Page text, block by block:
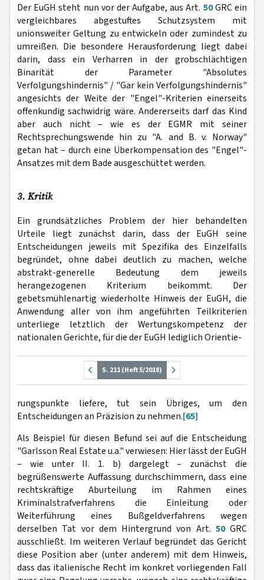
Der EuGH steht nun vor der Aufgabe, aus Art. 50GRC ein
vergleichbares abgestuftes Schutzsystem mit
unionsweiter Geltung zu entwickeln oder zumindest zu
umreißen. Die besondere Herausforderung liegt dabei
darin, dass ein Verharren in der grobschlächtigen
Binarität der Parameter "Absolutes
Verfolgungshindernis" / "Gar kein Verfolgungshindernis"
angesichts der Weite der "Engel"-Kriterien einerseits
offenkundig sachwidrig wäre. Andererseits darf das Kind
aber auch nicht – wie es der EGMR mit seiner
Rechtsprechungswende hin zu "A. and B. v. Norway"
getan hat – durch eine Überkompensation des "Engel"-
Ansatzes mit dem Bade ausgeschüttet werden.
3. Kritik
Ein grundsätzliches Problem der hier behandelten
Urteile liegt zunächst darin, dass der EuGH seine
Entscheidungen jeweils mit Spezifika des Einzelfalls
begründet, ohne dabei deutlich zu machen, welche
abstrakt-generelle Bedeutung dem jeweils
herangezogenen Kriterium beikommt. Der
gebetsmühlenartig wiederholte Hinweis der EuGH, die
Anwendung aller von ihm angeführten Teilkriterien
unterliege letztlich der Wertungskompetenz der
nationalen Gerichte, für die der EuGH lediglich Orientie-
S. 211 (Heft 5/2018)
rungspunkte liefere, tut sein Übriges, um den
Entscheidungen an Präzision zu nehmen.[65]
Als Beispiel für diesen Befund sei auf die Entscheidung
"Garlsson Real Estate u.a." verwiesen: Hier lässt der EuGH
– wie unter II. 1. b) dargelegt – zunächst die
begrüßenswerte Auffassung durchschimmern, dass eine
rechtskräftige Aburteilung im Rahmen eines
Kriminalstrafverfahrens die Einleitung oder
Weiterführung eines Bußgeldverfahrens wegen
derselben Tat vor dem Hintergrund von Art. 50GRC
ausschließt. Im weiteren Verlauf begründet das Gericht
diese Position aber (unter anderem) mit dem Hinweis,
dass das italienische Recht im konkret vorliegenden Fall